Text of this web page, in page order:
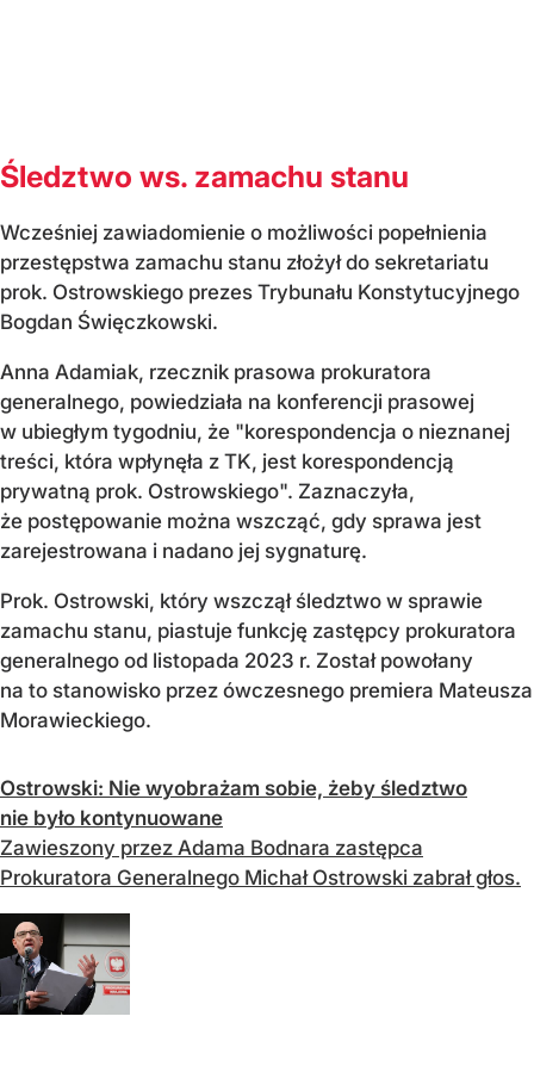
Śledztwo ws. zamachu stanu
Wcześniej zawiadomienie o możliwości popełnienia
przestępstwa zamachu stanu złożył do sekretariatu
prok. Ostrowskiego prezes Trybunału Konstytucyjnego
Bogdan Święczkowski.
Anna Adamiak, rzecznik prasowa prokuratora
generalnego, powiedziała na konferencji prasowej
w ubiegłym tygodniu, że "korespondencja o nieznanej
treści, która wpłynęła z TK, jest korespondencją
prywatną prok. Ostrowskiego". Zaznaczyła,
że postępowanie można wszcząć, gdy sprawa jest
zarejestrowana i nadano jej sygnaturę.
Prok. Ostrowski, który wszczął śledztwo w sprawie
zamachu stanu, piastuje funkcję zastępcy prokuratora
generalnego od listopada 2023 r. Został powołany
na to stanowisko przez ówczesnego premiera Mateusza
Morawieckiego.
Ostrowski: Nie wyobrażam sobie, żeby śledztwo
nie było kontynuowane
Zawieszony przez Adama Bodnara zastępca
Prokuratora Generalnego Michał Ostrowski zabrał głos.